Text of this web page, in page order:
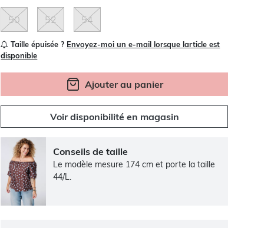
50 52 54
Taille épuisée ? Envoyez-moi un e-mail lorsque larticle est
disponible
Ajouter au panier
Voir disponibilité en magasin
Conseils de taille
Le modèle mesure 174 cm et porte la taille
44/L.